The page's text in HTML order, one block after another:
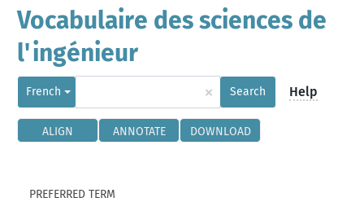
Vocabulaire des sciences de
l'ingénieur
French × Search Help
ALIGN ANNOTATE DOWNLOAD
PREFERRED TERM